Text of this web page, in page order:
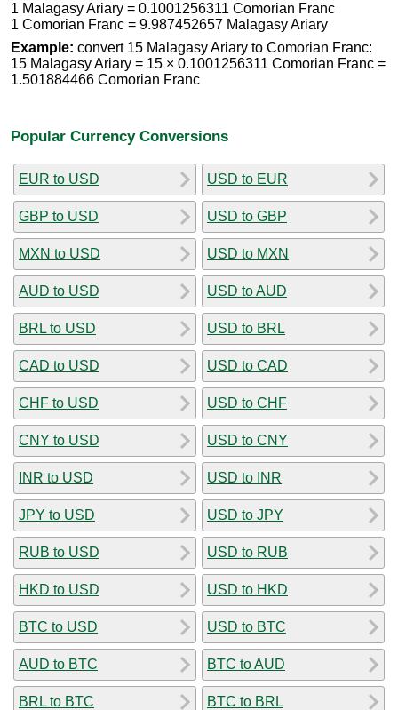
1 Malagasy Ariary = 0.1001256311 Comorian Franc
1 Comorian Franc = 9.987452657 Malagasy Ariary
Example: convert 15 Malagasy Ariary to Comorian Franc:
15 Malagasy Ariary = 15 × 0.1001256311 Comorian Franc =
1.501884466 Comorian Franc
Popular Currency Conversions
EUR to USD
GBP to USD
MXN to USD
AUD to USD
BRL to USD
CAD to USD
CHF to USD
CNY to USD
INR to USD
JPY to USD
RUB to USD
HKD to USD
BTC to USD
AUD to BTC
BRL to BTC
USD to EUR
USD to GBP
USD to MXN
USD to AUD
USD to BRL
USD to CAD
USD to CHF
USD to CNY
USD to INR
USD to JPY
USD to RUB
USD to HKD
USD to BTC
BTC to AUD
BTC to BRL